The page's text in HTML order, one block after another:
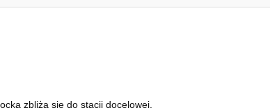
zbliża się do stacji docelowej.